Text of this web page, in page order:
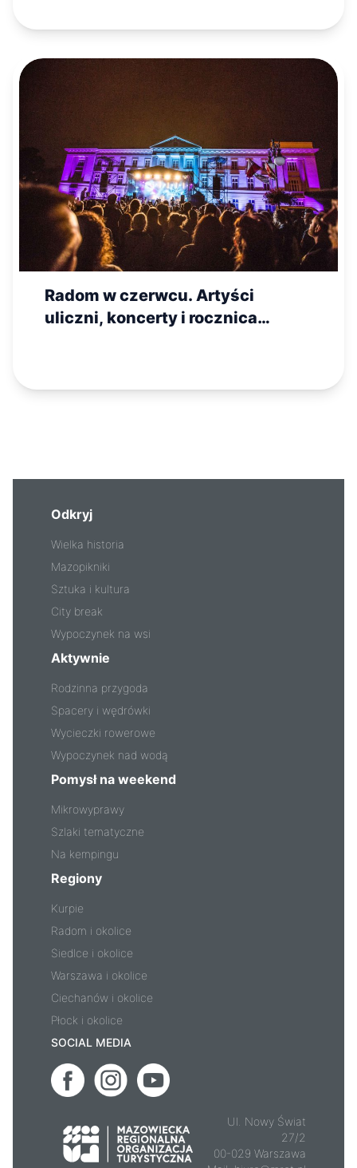
Radom w czerwcu. Artyści
uliczni, koncerty i rocznica
Odkryj
Wielka historia
Mazopikniki
Sztuka i kultura
City break
Wypoczynek na wsi
Aktywnie
Rodzinna przygoda
Spacery i wędrówki
Wycieczki rowerowe
Wypoczynek nad wodą
Pomysł na weekend
Mikrowyprawy
Szlaki tematyczne
Na kempingu
Regiony
Kurpie
Radom i okolice
Siedlce i okolice
Warszawa i okolice
Ciechanów i okolice
Płock i okolice
SOCIAL MEDIA
Ul. Nowy Świat
27/2
00-029 Warszawa